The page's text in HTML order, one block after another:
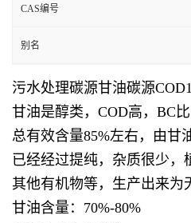
CAS编号
别名
污水处理碳源甘油碳源
甘油是醇类，COD高，BC
总有效含量85%左右，由甘
已经经过提纯，杂质很少，
其他有机物等，生产出来为
甘油含量：70%-80%